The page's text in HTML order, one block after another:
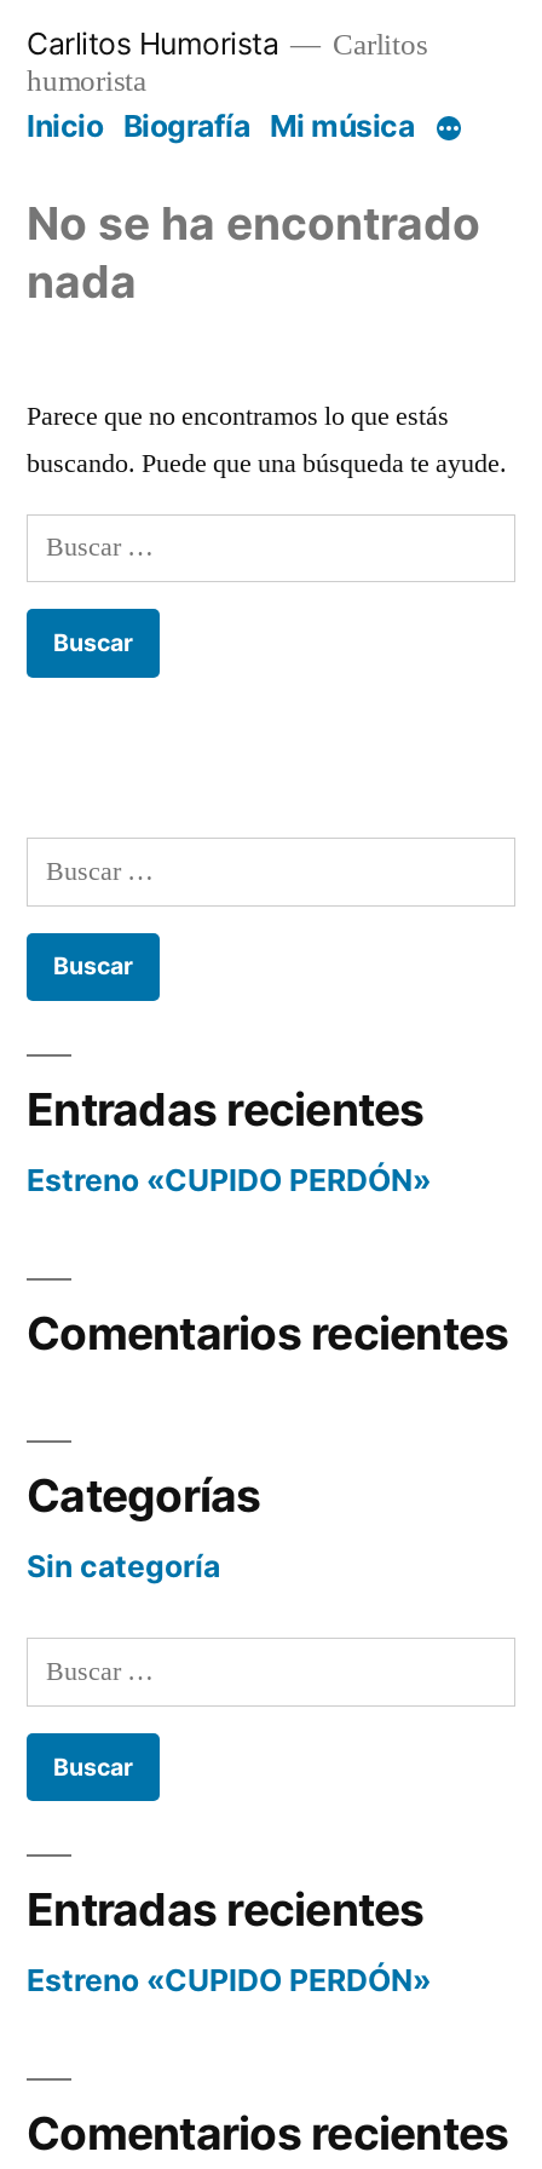
contenido
Carlitos Humorista
Carlitos
humorista
Inicio Biografía Mi música
No se ha encontrado
nada
Parece que no encontramos lo que estás
buscando. Puede que una búsqueda te ayude.
Buscar:
Buscar:
Entradas recientes
Estreno «CUPIDO PERDÓN»
Comentarios recientes
Categorías
Sin categoría
Buscar:
Entradas recientes
Estreno «CUPIDO PERDÓN»
Comentarios recientes